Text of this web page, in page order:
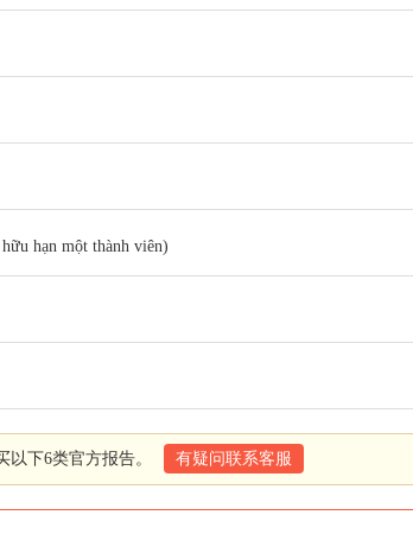
hạn một thành viên)
下6类官方报告。 有疑问联系客服